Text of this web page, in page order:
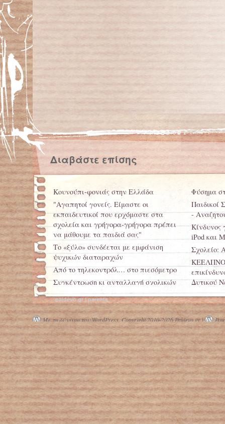
Διαβάστε επίσης
Κουνούπι-φονιάς στην Ελλάδα
"Αγαπητοί γονείς. Είμαστε οι
εκπαιδευτικοί που ερχόμαστε στα
σχολεία και γρήγορα-γρήγορα πρέπει
να μάθουμε τα παιδιά σας"
Το «ξύλο» συνδέεται με εμφάνιση
ψυχικών διαταραχών
Από το τηλεκοντρόλ… στο πιεσόμετρο
Συγκέντρωση κι ανταλλαγή σχολικών
ειδών στη Λάρισα
Φύσημα
Παιδικοί
-
Κίνδυνος
iPod και
Σχολείο:
Δυτικού
paidevo.gr | parents
Με τη δύναμη του WordPress. Copyright 2010-2026 Paidevo.gr |